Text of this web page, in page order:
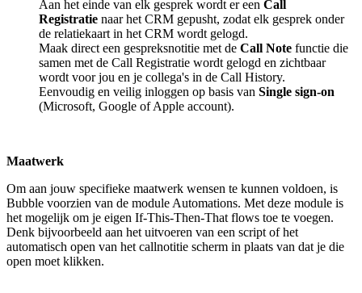
Aan het einde van elk gesprek wordt er een Call
Registratie naar het CRM gepusht, zodat elk gesprek onder
de relatiekaart in het CRM wordt gelogd.
Maak direct een gespreksnotitie met de Call Note functie die
samen met de Call Registratie wordt gelogd en zichtbaar
wordt voor jou en je collega's in de Call History.
Eenvoudig en veilig inloggen op basis van Single sign-on
(Microsoft, Google of Apple account).
Maatwerk
Om aan jouw specifieke maatwerk wensen te kunnen voldoen, is
Bubble voorzien van de module Automations. Met deze module is
het mogelijk om je eigen If-This-Then-That flows toe te voegen.
Denk bijvoorbeeld aan het uitvoeren van een script of het
automatisch open van het callnotitie scherm in plaats van dat je die
open moet klikken.